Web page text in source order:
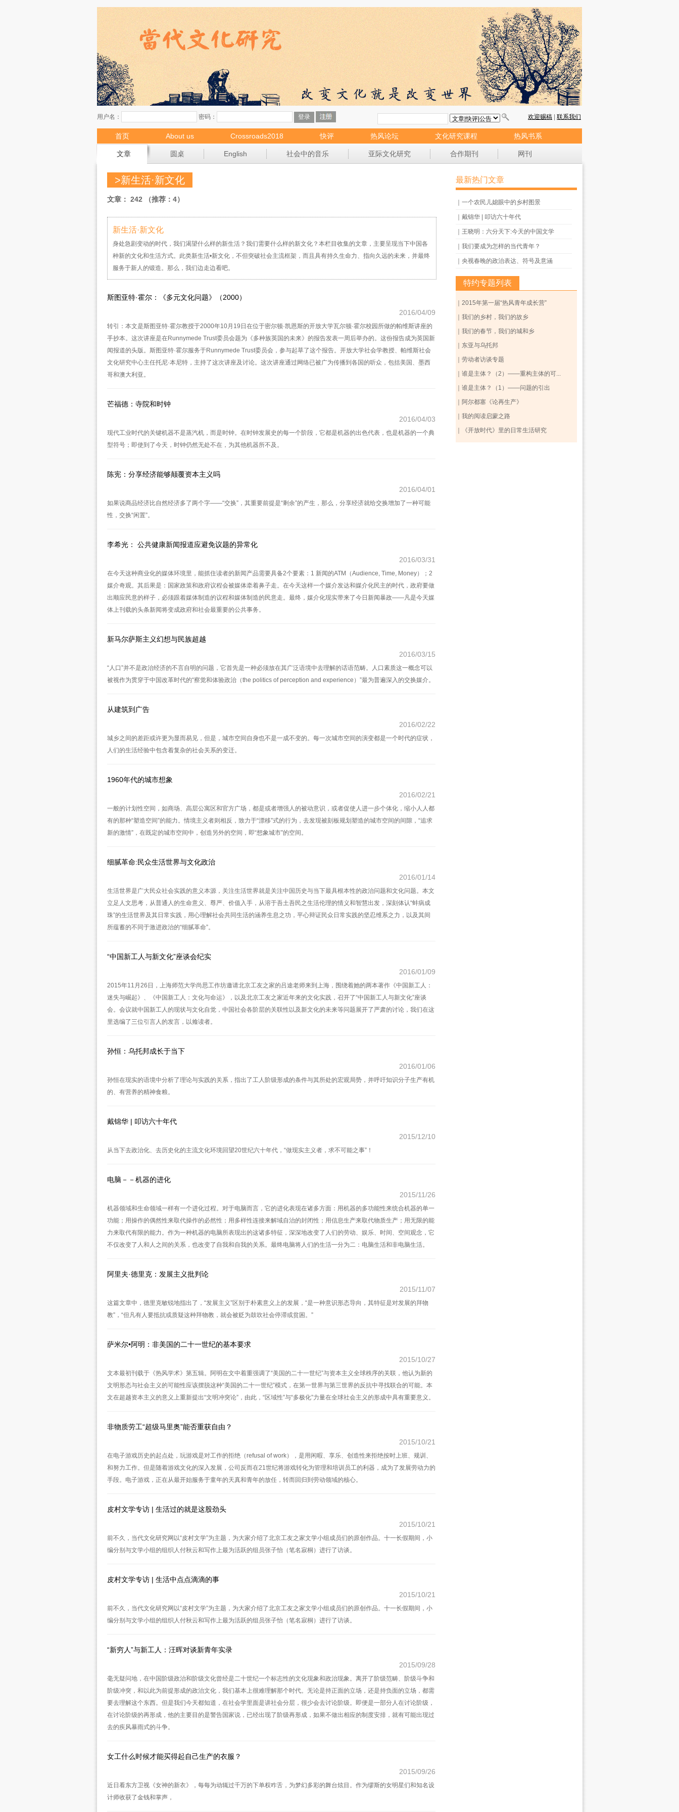
首页 About us Crossroads2018 快评 热风论坛 文化研究课程
热风书系
现场
文章 圆桌 English 社会中的音乐 亚际文化研究 合作期刊 网刊
>新生活·新文化
文章： 242 （推荐：4）
新生活·新文化
身处急剧变动的时代，我们渴望什么样的新生活？我们需要什么样的新文化？本栏目收集的文章，主要呈现当下中国各
种新的文化和生活方式。此类新生活•新文化，不但突破社会主流框架，而且具有持久生命力、指向久远的未来，并最终
服务于新人的锻造。那么，我们边走边看吧。
斯图亚特·霍尔：《多元文化问题》（2000）
2016/04/09
转引：本文是斯图亚特·霍尔教授于2000年10月19日在位于密尔顿·凯恩斯的开放大学瓦尔顿·霍尔校园所做的帕维斯讲座的
手抄本。这次讲座是在Runnymede Trust委员会题为《多种族英国的未来》的报告发表一周后举办的。这份报告成为英国新
闻报道的头版。斯图亚特·霍尔服务于Runnymede Trust委员会，参与起草了这个报告。开放大学社会学教授、帕维斯社会
文化研究中心主任托尼·本尼特，主持了这次讲座及讨论。这次讲座通过网络已被广为传播到各国的听众，包括美国、墨西
哥和澳大利亚。
芒福德：寺院和时钟
2016/04/03
现代工业时代的关键机器不是蒸汽机，而是时钟。在时钟发展史的每一个阶段，它都是机器的出色代表，也是机器的一个典
型符号；即使到了今天，时钟仍然无处不在，为其他机器所不及。
陈宪：分享经济能够颠覆资本主义吗
2016/04/01
如果说商品经济比自然经济多了两个字——“交换”，其重要前提是“剩余”的产生，那么，分享经济就给交换增加了一种可能
性，交换“闲置”。
李希光： 公共健康新闻报道应避免议题的异常化
2016/03/31
在今天这种商业化的媒体环境里，能抓住读者的新闻产品需要具备2个要素：1 新闻的ATM（Audience, Time, Money）；2
媒介奇观。其后果是：国家政策和政府议程会被媒体牵着鼻子走。在今天这样一个媒介发达和媒介化民主的时代，政府要做
出顺应民意的样子，必须跟着媒体制造的议程和媒体制造的民意走。最终，媒介化现实带来了今日新闻暴政——凡是今天媒
体上刊载的头条新闻将变成政府和社会最重要的公共事务。
新马尔萨斯主义幻想与民族超越
2016/03/15
“人口”并不是政治经济的不言自明的问题，它首先是一种必须放在其广泛语境中去理解的话语范畴。人口素质这一概念可以
被视作为贯穿于中国改革时代的“察觉和体验政治（the politics of perception and experience）”最为普遍深入的交换媒介。
从建筑到广告
2016/02/22
城乡之间的差距或许更为显而易见，但是，城市空间自身也不是一成不变的。每一次城市空间的演变都是一个时代的症状，
人们的生活经验中包含着复杂的社会关系的变迁。
1960年代的城市想象
2016/02/21
一般的计划性空间，如商场、高层公寓区和官方广场，都是或者增强人的被动意识，或者促使人进一步个体化，缩小人人都
有的那种“塑造空间”的能力。情境主义者则相反，致力于“漂移”式的行为，去发现被刻板规划塑造的城市空间的间隙，“追求
新的激情”，在既定的城市空间中，创造另外的空间，即“想象城市”的空间。
细腻革命:民众生活世界与文化政治
2016/01/14
生活世界是广大民众社会实践的意义本源，关注生活世界就是关注中国历史与当下最具根本性的政治问题和文化问题。本文
立足人文思考，从普通人的生命意义、尊严、价值入手，从溶于吾土吾民之生活伦理的情义和智慧出发，深刻体认“蚌病成
珠”的生活世界及其日常实践，用心理解社会共同生活的涵养生息之功，平心辩证民众日常实践的坚忍维系之力，以及其间
所蕴蓄的不同于激进政治的“细腻革命”。
“中国新工人与新文化”座谈会纪实
2016/01/09
2015年11月26日，上海师范大学尚思工作坊邀请北京工友之家的吕途老师来到上海，围绕着她的两本著作《中国新工人：
迷失与崛起》、《中国新工人：文化与命运》，以及北京工友之家近年来的文化实践，召开了“中国新工人与新文化”座谈
会。会议就中国新工人的现状与文化自觉，中国社会各阶层的关联性以及新文化的未来等问题展开了严肃的讨论，我们在这
里选编了三位引言人的发言，以飨读者。
孙恒：乌托邦成长于当下
2016/01/06
孙恒在现实的语境中分析了理论与实践的关系，指出了工人阶级形成的条件与其所处的宏观局势，并呼吁知识分子生产有机
的、有营养的精神食粮。
戴锦华 | 叩访六十年代
2015/12/10
从当下去政治化、去历史化的主流文化环境回望20世纪六十年代，“做现实主义者，求不可能之事”！
电脑－－机器的进化
2015/11/26
机器领域和生命领域一样有一个进化过程。对于电脑而言，它的进化表现在诸多方面：用机器的多功能性来统合机器的单一
功能；用操作的偶然性来取代操作的必然性；用多样性连接来解域自治的封闭性；用信息生产来取代物质生产；用无限的能
力来取代有限的能力。作为一种机器的电脑所表现出的这诸多特征，深深地改变了人们的劳动、娱乐、时间、空间观念，它
不仅改变了人和人之间的关系，也改变了自我和自我的关系。最终电脑将人们的生活一分为二：电脑生活和非电脑生活。
阿里夫·德里克：发展主义批判论
2015/11/07
这篇文章中，德里克敏锐地指出了，“发展主义”区别于朴素意义上的发展，“是一种意识形态导向，其特征是对发展的拜物
教”，“但凡有人要抵抗或质疑这种拜物教，就会被贬为鼓吹社会停滞或贫困。”
萨米尔•阿明：非美国的二十一世纪的基本要求
2015/10/27
文本最初刊载于《热风学术》第五辑。阿明在文中着重强调了“美国的二十一世纪”与资本主义全球秩序的关联，他认为新的
文明形态与社会主义的可能性应该摆脱这种“美国的二十一世纪”模式，在第一世界与第三世界的反抗中寻找联合的可能。本
文在超越资本主义的意义上重新提出“文明冲突论”，由此，“区域性”与“多极化”力量在全球社会主义的形成中具有重要意义。
非物质劳工“超级马里奥”能否重获自由？
2015/10/21
在电子游戏历史的起点处，玩游戏是对工作的拒绝（refusal of work），是用闲暇、享乐、创造性来拒绝按时上班、规训、
和努力工作。但是随着游戏文化的深入发展，公司反而在21世纪将游戏转化为管理和培训员工的利器，成为了发展劳动力的
手段。电子游戏，正在从最开始服务于童年的天真和青年的放任，转而回归到劳动领域的核心。
皮村文学专访 | 生活过的就是这股劲头
2015/10/21
前不久，当代文化研究网以“皮村文学”为主题，为大家介绍了北京工友之家文学小组成员们的原创作品。十一长假期间，小
编分别与文学小组的组织人付秋云和写作上最为活跃的组员张子怡（笔名寂桐）进行了访谈。
皮村文学专访 | 生活中点点滴滴的事
2015/10/21
前不久，当代文化研究网以“皮村文学”为主题，为大家介绍了北京工友之家文学小组成员们的原创作品。十一长假期间，小
编分别与文学小组的组织人付秋云和写作上最为活跃的组员张子怡（笔名寂桐）进行了访谈。
“新穷人”与新工人：汪晖对谈新青年实录
2015/09/28
毫无疑问地，在中国阶级政治和阶级文化曾经是二十世纪一个标志性的文化现象和政治现象。离开了阶级范畴、阶级斗争和
阶级冲突，和以此为前提形成的政治文化，我们基本上很难理解那个时代。无论是持正面的立场，还是持负面的立场，都需
要去理解这个东西。但是我们今天都知道，在社会学里面是讲社会分层，很少会去讨论阶级。即便是一部分人在讨论阶级，
在讨论阶级的再形成，他的主要目的是警告国家说，已经出现了阶级再形成，如果不做出相应的制度安排，就有可能出现过
去的疾风暴雨式的斗争。
女工什么时候才能买得起自己生产的衣服？
2015/09/26
近日看东方卫视《女神的新衣》，每每为动辄过千万的下单权咋舌，为梦幻多彩的舞台炫目。作为缪斯的女明星们和知名设
计师收获了金钱和掌声，
最新热门文章
｜一个农民儿媳眼中的乡村图景
｜戴锦华 | 叩访六十年代
｜王晓明：六分天下:今天的中国文学
｜我们要成为怎样的当代青年？
｜央视春晚的政治表达、符号及意涵
特约专题列表
｜2015年第一届“热风青年成长营”
｜我们的乡村，我们的故乡
｜我们的春节，我们的城和乡
｜东亚与乌托邦
｜劳动者访谈专题
｜谁是主体？（2）——重构主体的可...
｜谁是主体？（1）——问题的引出
｜阿尔都塞《论再生产》
｜我的阅读启蒙之路
｜《开放时代》里的日常生活研究